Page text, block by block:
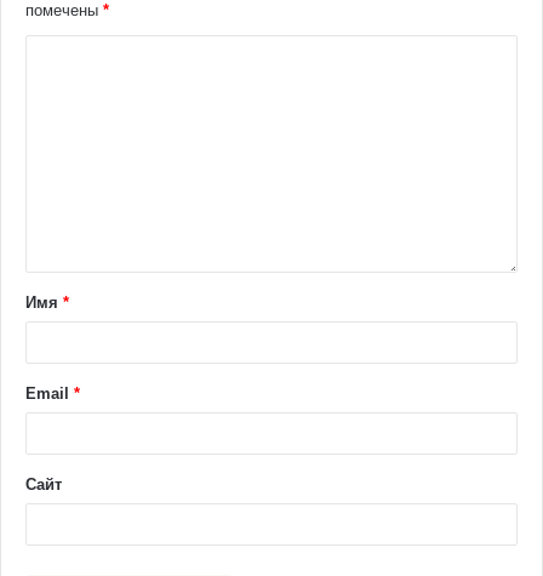
помечены *
Имя *
Email *
Сайт